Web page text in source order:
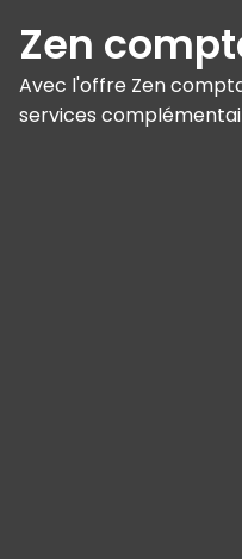
Zen
Avec l'offre Zen
services